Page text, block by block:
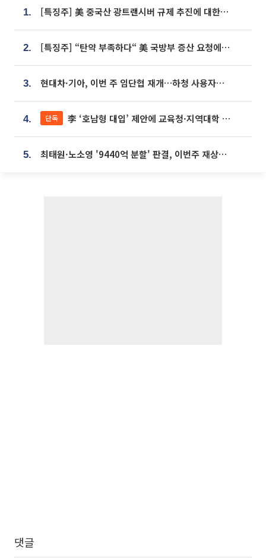
1. [특징주] 美 중국산 광트랜시버 규제 추진에 대한광통신 등 광통신株 강세
2. [특징주] “탄약 부족하다“ 美 국방부 증산 요청에⋯국내 방산주 급등세
3. 현대차·기아, 이번 주 임단협 재개…하청 사용자성 재심도 ‘변수’
4. 단독 李 ‘호남형 대입’ 제안에 교육청·지역대학 서·논술형 입시 연계 '착수'
5. 최태원·노소영 '9440억 분할' 판결, 이번주 재상고 여부 주목
댓글